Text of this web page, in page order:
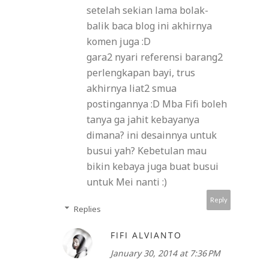
setelah sekian lama bolak-
balik baca blog ini akhirnya
komen juga :D
gara2 nyari referensi barang2
perlengkapan bayi, trus
akhirnya liat2 smua
postingannya :D Mba Fifi boleh
tanya ga jahit kebayanya
dimana? ini desainnya untuk
busui yah? Kebetulan mau
bikin kebaya juga buat busui
untuk Mei nanti :)
Reply
Replies
FIFI ALVIANTO
January 30, 2014 at 7:36 PM